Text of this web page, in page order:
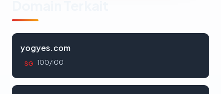
yogyes.com
SG 100/100